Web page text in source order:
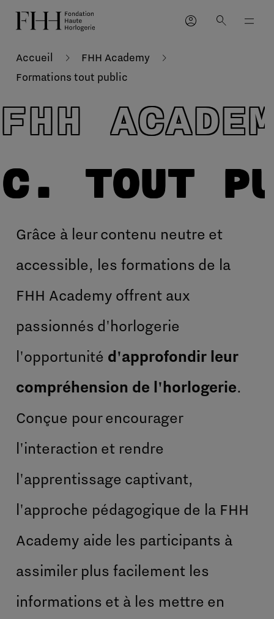
account_circle search
Accueil
FHH Academy
Formations tout public
FHH
TOUT
Grâce à leur contenu neutre et
accessible, les formations de la
FHH Academy offrent aux
passionnés d'horlogerie
l'opportunité d'approfondir leur
compréhension de l'horlogerie.
Conçue pour encourager
l'interaction et rendre
l'apprentissage captivant,
l'approche pédagogique de la FHH
Academy aide les participants à
assimiler plus facilement les
informations et à les mettre en